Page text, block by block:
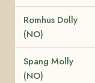
Romhus Dolly
(NO)
Spang Molly
(NO)